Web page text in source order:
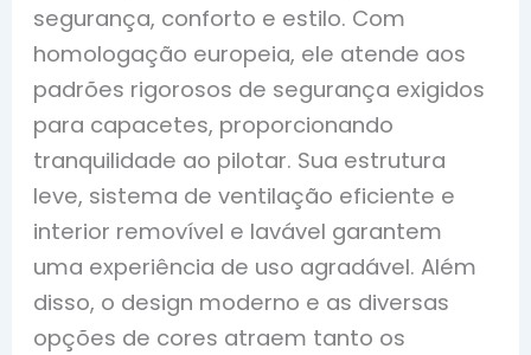
segurança, conforto e estilo. Com
homologação europeia, ele atende aos
padrões rigorosos de segurança exigidos
para capacetes, proporcionando
tranquilidade ao pilotar. Sua estrutura
leve, sistema de ventilação eficiente e
interior removível e lavável garantem
uma experiência de uso agradável. Além
disso, o design moderno e as diversas
opções de cores atraem tanto os